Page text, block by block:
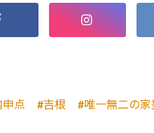
申点 吉根 唯一無二の家